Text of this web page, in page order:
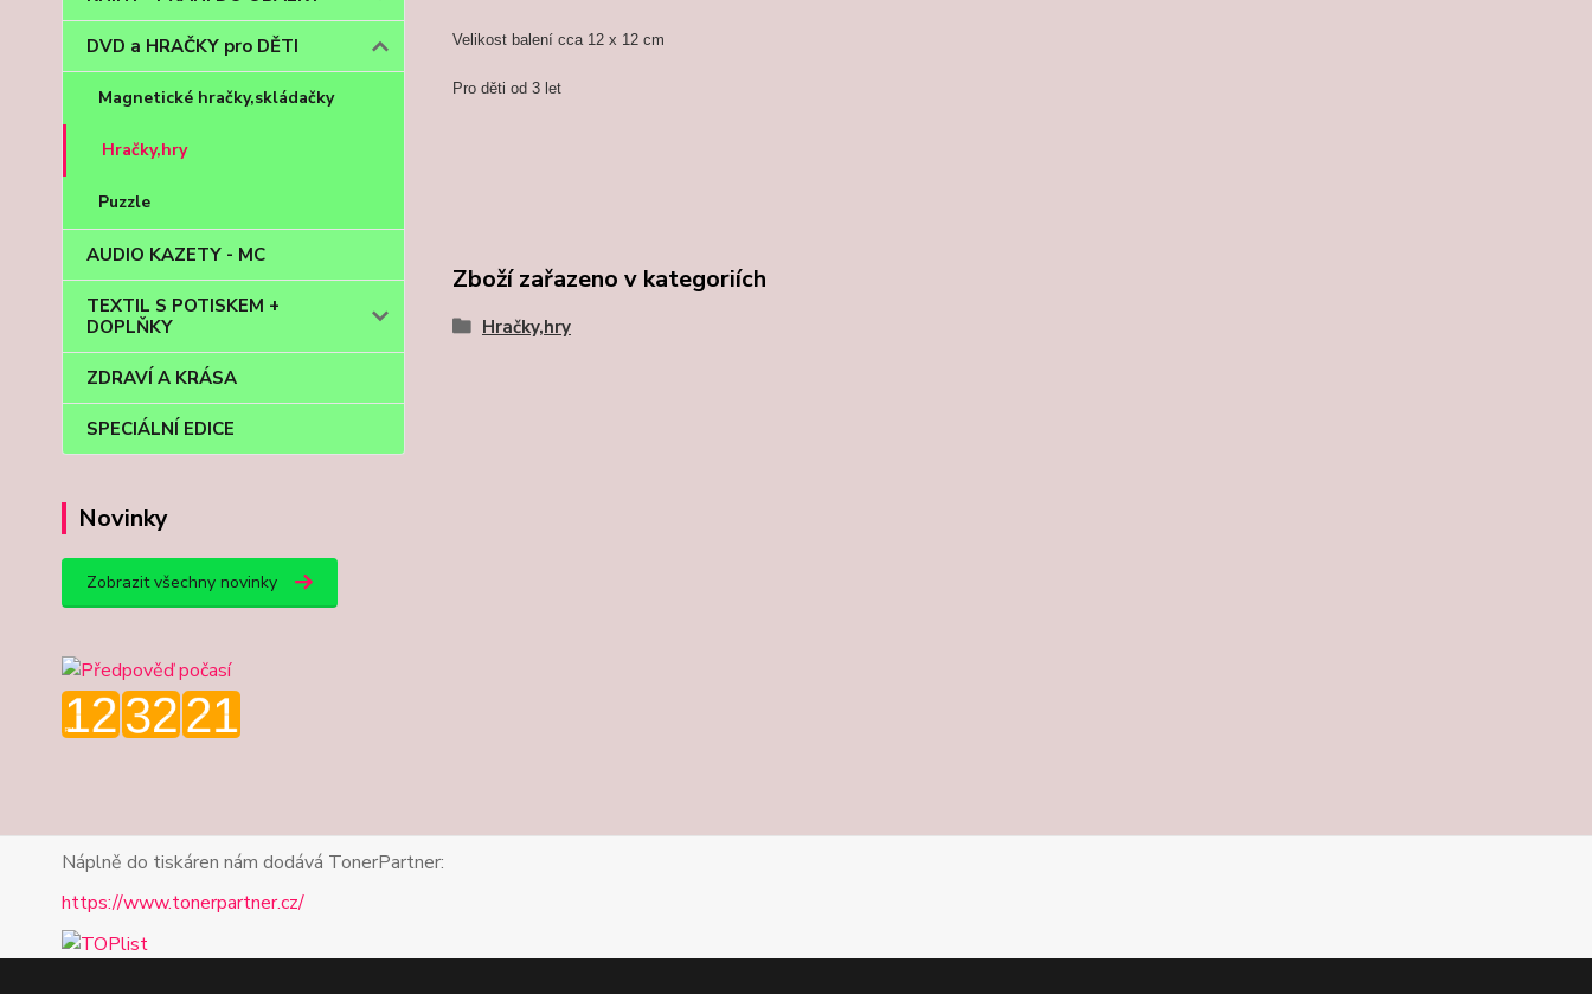
DVD a HRAČKY pro DĚTI
Magnetické hračky,skládačky
Hračky,hry
Puzzle
AUDIO KAZETY - MC
TEXTIL S POTISKEM +
DOPLŇKY
ZDRAVÍ A KRÁSA
SPECIÁLNÍ EDICE
Novinky
Zobrazit všechny novinky
Velikost balení cca 12 x 12 cm
Pro děti od 3 let
Zboží zařazeno v kategoriích
Hračky,hry
Náplně do tiskáren nám dodává TonerPartner:
https://www.tonerpartner.cz/